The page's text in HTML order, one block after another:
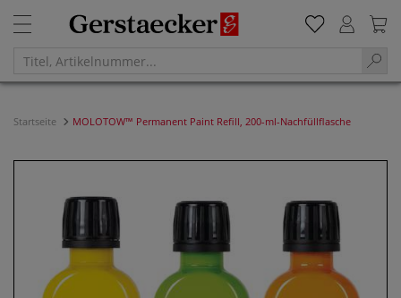
Startseite MOLOTOW™ Permanent Paint Refill, 200-ml-Nachfüllflasche